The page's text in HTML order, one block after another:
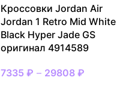
Кроссовки Jordan Air
Jordan 1 Retro Mid White
Black Hyper Jade GS
оригинал 4914589
7335 ₽ – 29808 ₽